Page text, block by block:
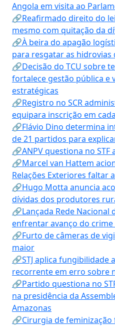
Angola em visita ao
🔗Reafirmado direito do
mesmo com quitação da
🔗À beira do apagão
para resgatar as hidrovias
🔗Decisão do TCU sobre
fortalece gestão pública e
estratégicas
🔗Registro no SCR
equipara inscrição em
🔗Flávio Dino determina
de 21 partidos para
🔗ANPV questiona no STF
🔗Marcel van Hattem
Relações Exteriores faltar
🔗Hugo Motta anuncia
dívidas dos produtores
🔗Lançada Rede Nacional
enfrentar avanço do
🔗Furto de câmeras de
maior
🔗STJ aplica fungibilidade
recorrente em erro sobre
🔗Partido questiona no
na presidência da
Amazonas
🔗Cirurgia de feminização